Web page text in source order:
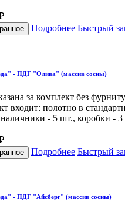
Подробнее Быстрый
- ПДГ "Олива" (массив сосны)
за комплект без
входит: полотно в
- 5 шт., коробки -
Подробнее Быстрый
- ПДГ "Айсберг" (массив сосны)